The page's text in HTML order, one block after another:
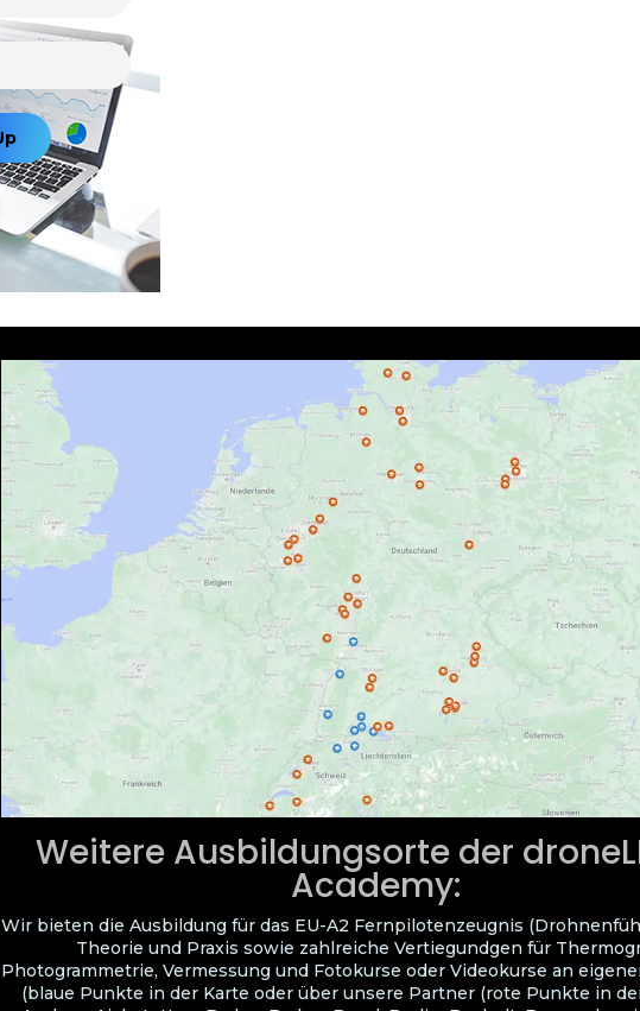
Weitere Ausbildungsorte der
Academy:
Wir bieten die Ausbildung für das EU-A2 Fernpilotenzeugnis
Theorie und Praxis sowie zahlreiche Vertiegundgen für
Photogrammetrie, Vermessung und Fotokurse oder Videokurse an
(blaue Punkte in der Karte oder über unsere Partner (rote Punkte in